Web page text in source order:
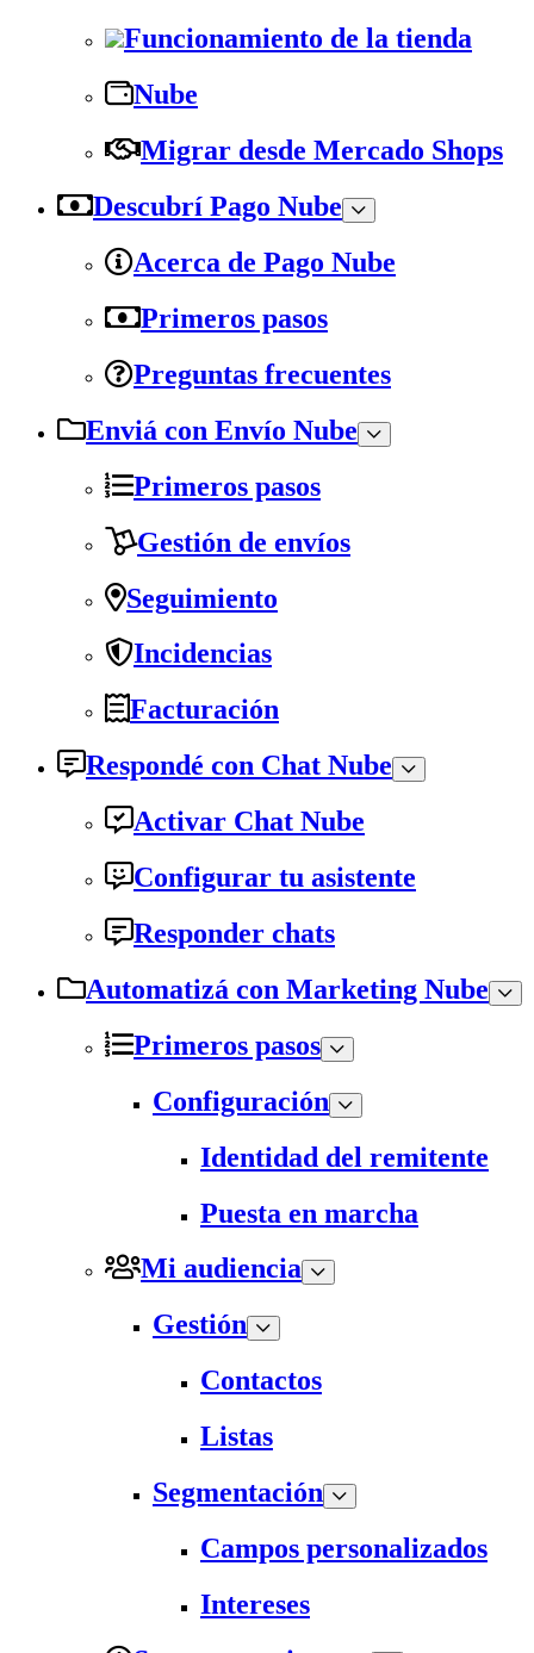
Funcionamiento de la tienda
Nube
Migrar desde Mercado Shops
Descubrí Pago Nube
Acerca de Pago Nube
Primeros pasos
Preguntas frecuentes
Enviá con Envío Nube
Primeros pasos
Gestión de envíos
Seguimiento
Incidencias
Facturación
Respondé con Chat Nube
Activar Chat Nube
Configurar tu asistente
Responder chats
Automatizá con Marketing Nube
Primeros pasos
Configuración
Identidad del remitente
Puesta en marcha
Mi audiencia
Gestión
Contactos
Listas
Segmentación
Campos personalizados
Intereses